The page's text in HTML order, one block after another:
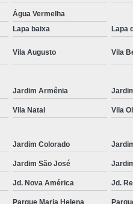
Cabelo
Tricologia do Cabelo
Terapia Capilar
Cabelo Tricologista
Lapa
Tricologista
Perto de Mim
Água Vermelha
Lapa baixa Lapa
Vila Augusto Vila
Jardim Armênia
Vila Natal Vila
Jardim Colorado
Jardim São José
Jd. Nova América Jd.
Parque Maria Helena